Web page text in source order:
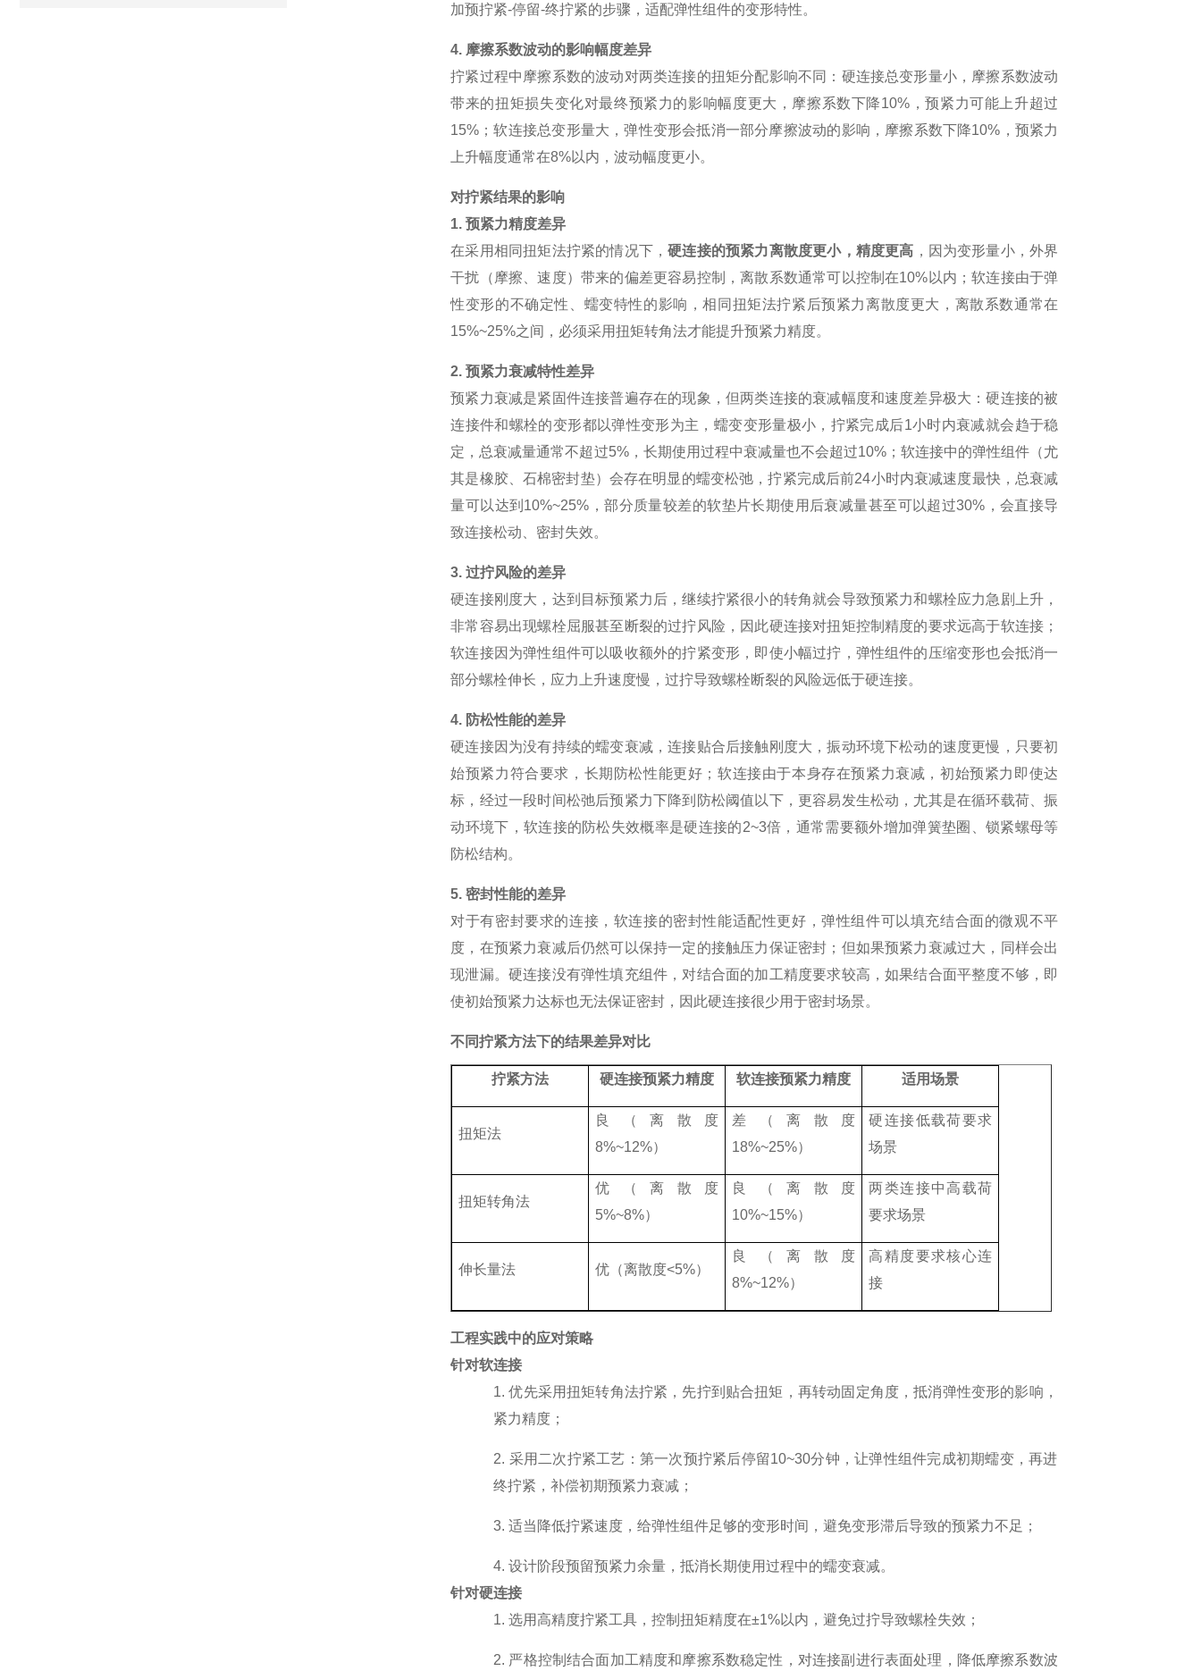
加预拧紧-停留-终拧紧的步骤，适配弹性组件的变形特性。
4. 摩擦系数波动的影响幅度差异
拧紧过程中摩擦系数的波动对两类连接的扭矩分配影响不同：硬连接总变形量小，摩擦系数波动
带来的扭矩损失变化对最终预紧力的影响幅度更大，摩擦系数下降10% ，预紧力可能上升超过
15% ；软连接总变形量大，弹性变形会抵消一部分摩擦波动的影响，摩擦系数下降10% ，预紧力
上升幅度通常在8%以内，波动幅度更小。
对拧紧结果的影响
1.预紧力精度差异
在采用相同扭矩法拧紧的情况下，硬连接的预紧力离散度更小，精度更高 ，因为变形量小，外界
干扰（摩擦、速度）带来的偏差更容易控制，离散系数通常可以控制在10% 以内；软连接由于弹
性变形的不确定性、蠕变特性的影响，相同扭矩法拧紧后预紧力离散度更大，离散系数通常在
15%~25%之间，必须采用扭矩转角法才能提升预紧力精度。
2.预紧力衰减特性差异
预紧力衰减是紧固件连接普遍存在的现象，但两类连接的衰减幅度和速度差异极大：硬连接的被
连接件和螺栓的变形都以弹性变形为主，蠕变变形量极小，拧紧完成后1小时内衰减就会趋于稳
定，总衰减量通常不超过5%，长期使用过程中衰减量也不会超过10%；软连接中的弹性组件（尤
其是橡胶、石棉密封垫）会存在明显的蠕变松弛，拧紧完成后前24小时内衰减速度最快，总衰减
量可以达到 10%~25% ，部分质量较差的软垫片长期使用后衰减量甚至可以超过30% ，会直接导
致连接松动、密封失效。
3.过拧风险的差异
硬连接刚度大，达到目标预紧力后，继续拧紧很小的转角就会导致预紧力和螺栓应力急剧上升，
非常容易出现螺栓屈服甚至断裂的过拧风险，因此硬连接对扭矩控制精度的要求远高于软连接；
软连接因为弹性组件可以吸收额外的拧紧变形，即使小幅过拧，弹性组件的压缩变形也会抵消一
部分螺栓伸长，应力上升速度慢，过拧导致螺栓断裂的风险远低于硬连接。
4. 防松性能的差异
硬连接因为没有持续的蠕变衰减，连接贴合后接触刚度大，振动环境下松动的速度更慢，只要初
始预紧力符合要求，长期防松性能更好；软连接由于本身存在预紧力衰减，初始预紧力即使达
标，经过一段时间松弛后预紧力下降到防松阈值以下，更容易发生松动，尤其是在循环载荷、振
动环境下，软连接的防松失效概率是硬连接的2~3倍，通常需要额外增加弹簧垫圈、锁紧螺母等
防松结构。
5.密封性能的差异
对于有密封要求的连接，软连接的密封性能适配性更好，弹性组件可以填充结合面的微观不平
度，在预紧力衰减后仍然可以保持一定的接触压力保证密封；但如果预紧力衰减过大，同样会出
现泄漏。硬连接没有弹性填充组件，对结合面的加工精度要求较高，如果结合面平整度不够，即
使初始预紧力达标也无法保证密封，因此硬连接很少用于密封场景。
不同拧紧方法下的结果差异对比
拧紧方法 硬连接预紧力精度 软连接预紧力精度 适用场景
扭矩法
良（离散度
8%~12%）
差（离散度
18%~25%）
硬连接低载荷要求
场景
扭矩转角法
优（离散度
5%~8%）
良（离散度
10%~15%）
两类连接中高载荷
要求场景
伸长量法 优（离散度<5%）
良（离散度
8%~12%）
高精度要求核心连
接
工程实践中的应对策略
针对软连接
1.优先采用扭矩转角法拧紧，先拧到贴合扭矩，再转动固定角度，抵消弹性变形的影响，提升预
紧力精度；
2. 采用二次拧紧工艺：第一次预拧紧后停留10~30分钟，让弹性组件完成初期蠕变，再进行二次
终拧紧，补偿初期预紧力衰减；
3.适当降低拧紧速度，给弹性组件足够的变形时间，避免变形滞后导致的预紧力不足；
4.设计阶段预留预紧力余量，抵消长期使用过程中的蠕变衰减。
针对硬连接
1.选用高精度拧紧工具，控制扭矩精度在±1%以内，避免过拧导致螺栓失效；
2. 严格控制结合面加工精度和摩擦系数稳定性，对连接副进行表面处理，降低摩擦系数波动对预